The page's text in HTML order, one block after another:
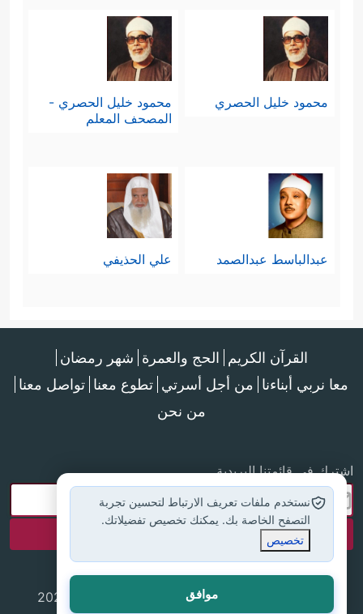
محمود خليل الحصري
محمود خليل الحصري -
المصحف المعلم
عبدالباسط عبدالصمد علي الحذيفي
القرآن الكريم الحج والعمرة شهر رمضان
معا نربي أبناءنا من أجل أسرتي تطوع معنا تواصل معنا
من نحن
اشترك في قائمتنا البريدية
جميع الحقوق محفوظة لموقع إسلام أون لاين © 2025
نستخدم ملفات تعريف الارتباط لتحسين تجربة
التصفح الخاصة بك. يمكنك تخصيص تفضيلاتك.
تخصيص
موافق